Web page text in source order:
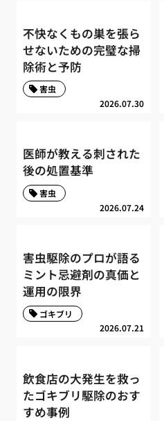
不快なくもの巣を張ら
せないための完璧な掃
除術と予防
2026.07.30
害虫
医師が教える刺された
後の処置基準
2026.07.24
害虫
害虫駆除のプロが語る
ミント忌避剤の真価と
運用の限界
2026.07.21
ゴキブリ
飲食店の大発生を救っ
たゴキブリ駆除のおす
すめ事例